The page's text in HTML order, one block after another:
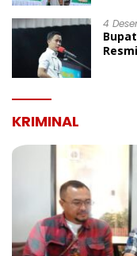
4
KRIMINAL